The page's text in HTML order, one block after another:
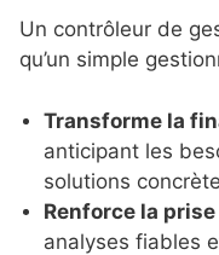
Un contrôleur de
qu’un simple
Transforme la
anticipant les
solutions
Renforce la
analyses fiables